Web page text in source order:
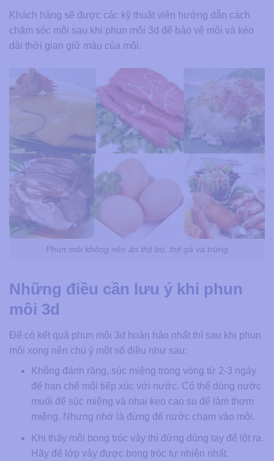
Khách hàng sẽ được các kỹ thuật viên hướng dẫn cách
chăm sóc môi sau khi phun môi 3d để bảo vệ môi và kéo
dài thời gian giữ màu của môi.
Phun môi không nên ăn thịt bò, thịt gà và trứng
Những điều cần lưu ý khi phun
môi 3d
Để có kết quả phun môi 3d hoàn hảo nhất thì sau khi phun
môi xong nên chú ý một số điều như sau:
Không đánh răng, súc miệng trong vòng từ 2-3 ngày
để hạn chế môi tiếp xúc với nước. Có thể dùng nước
muối để súc miệng và nhai kẹo cao su để làm thơm
miệng. Nhưng nhớ là đừng để nước chạm vào môi.
Khi thấy môi bong tróc vảy thì đừng dùng tay để lột ra.
Hãy để lớp vảy được bong tróc tự nhiên nhất.